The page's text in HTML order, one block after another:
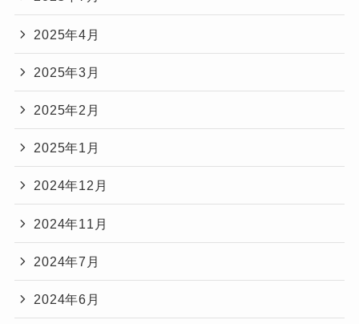
2025年4月
2025年3月
2025年2月
2025年1月
2024年12月
2024年11月
2024年7月
2024年6月